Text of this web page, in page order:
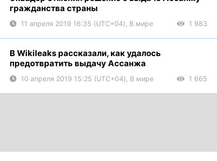
гражданства страны
11 апреля 2019 16:35 (UTC+04), В мире 1 983
В Wikileaks рассказали, как удалось
предотвратить выдачу Ассанжа
10 апреля 2019 15:25 (UTC+04), В мире 1 665